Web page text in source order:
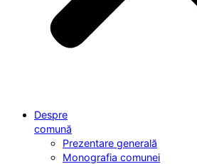
Despre
comună
Prezentare generală
Monografia comunei